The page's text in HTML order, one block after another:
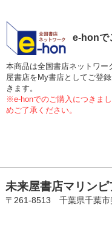
e-honで
本商品は全国書店ネットワー
屋書店をMy書店としてご登
きます。
※e-honでのご購入につきま
めご了承ください。
未来屋書店マリンピ
〒261-8513 千葉県千葉市